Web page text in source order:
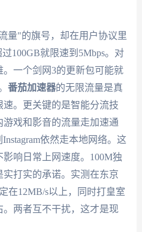
量"的旗号，却在用户协议里
100GB就限速到5Mbps。对
一个剑网3的更新包可能就
番茄加速器的无限流量是真
。更关键的是智能分流技
戏和影音的流量走加速通
依然走本地网络。这
响日常上网速度。100M独
打实的承诺。实测在东京
在12MB/s以上，同时打皇室
。两者互不干扰，这才是现